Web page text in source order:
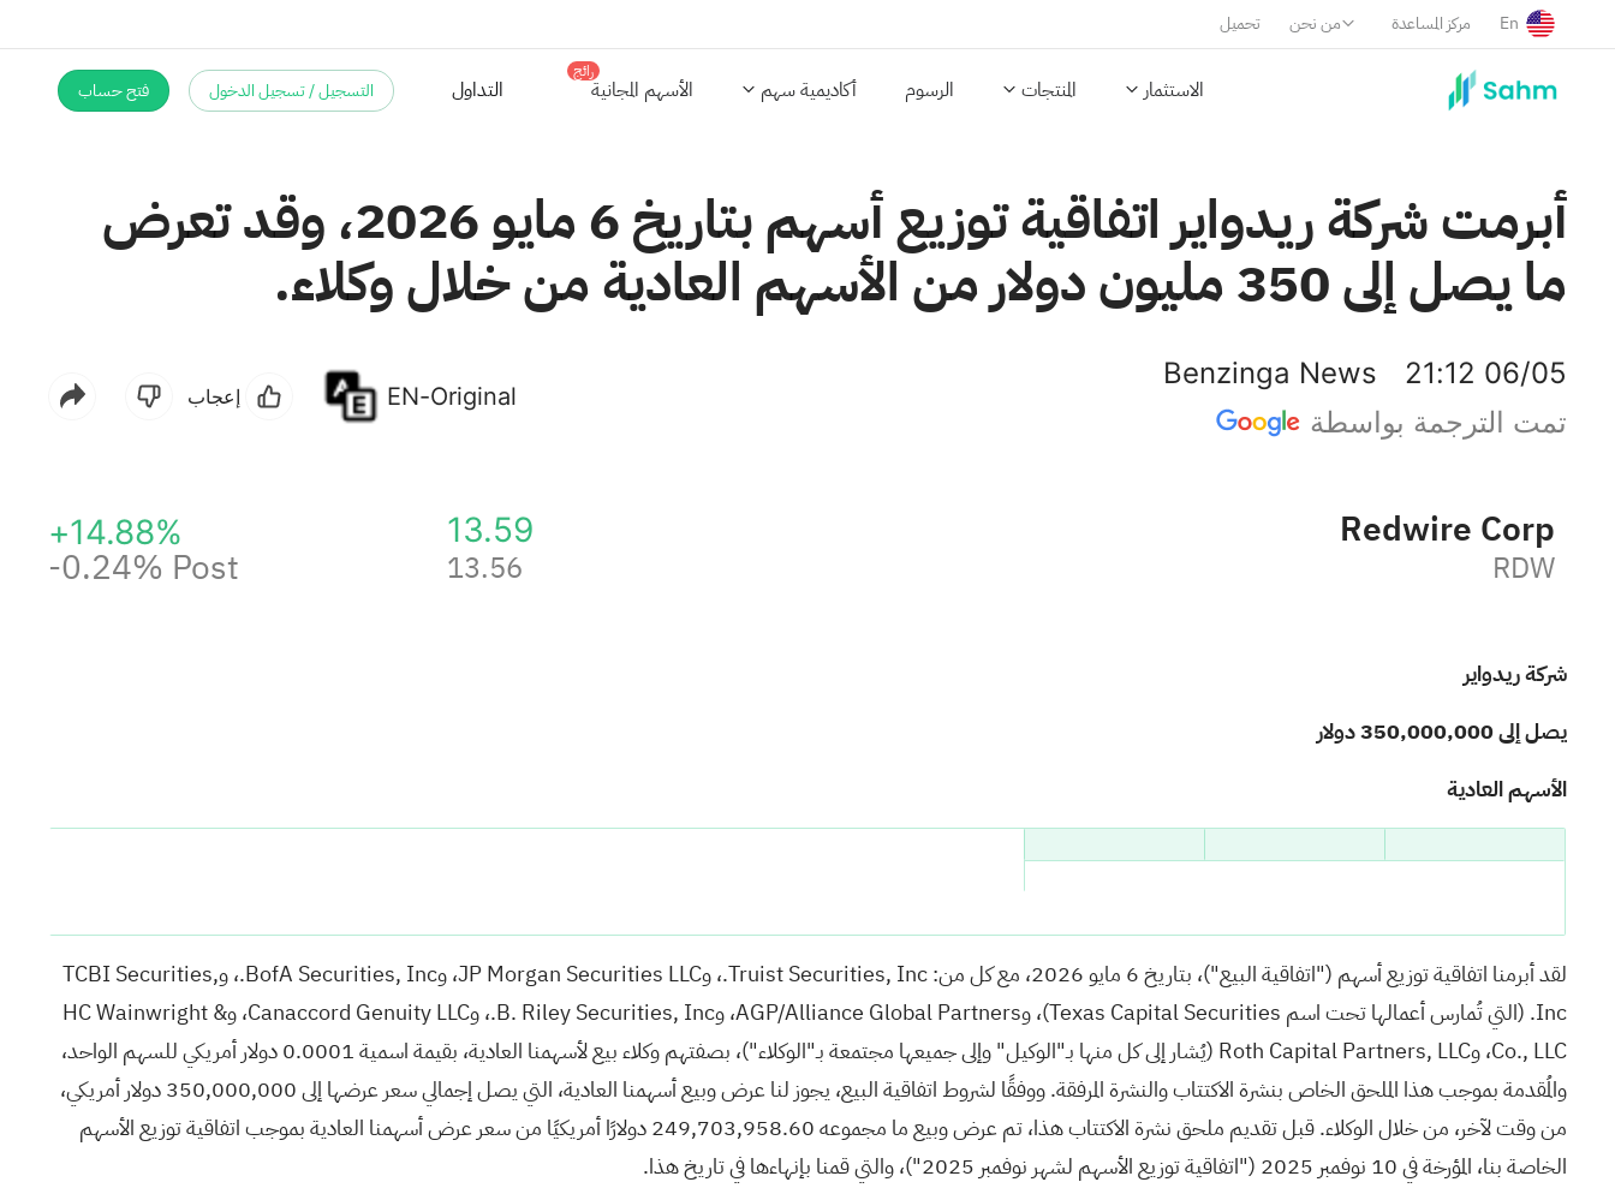
تحميل من نحن مركز المساعدة En
الاستثمار المنتجات الرسوم أكاديمية سهم الأسهم المجانية
رائج
التسجيل / تسجيل الدخول فتح حساب
أبرمت شركة ريدواير اتفاقية توزيع أسهم بتاريخ 6 مايو 2026، وقد تعرض
ما يصل إلى 350 مليون دولار من الأسهم العادية من خلال وكلاء.
Benzinga News
21:12 06/05
تمت الترجمة بواسطة
EN-Original إعجاب
Redwire Corp
RDW
13.59
13.56
+14.88%
-0.24% Post
شركة ريدواير
يصل إلى 350,000,000 دولار
الأسهم العادية
لقد أبرمنا اتفاقية توزيع أسهم ("اتفاقية البيع")، بتاريخ 6 مايو 2026، مع كل من: Truist Securities, Inc.، وJP Morgan Securities LLC، وBofA Securities, Inc.، وTCBI Securities,
Inc. (التي تُمارس أعمالها تحت اسم Texas Capital Securities)، وAGP/Alliance Global Partners، وB. Riley Securities, Inc.، وCanaccord Genuity LLC، وHC Wainwright &
Co., LLC، وRoth Capital Partners, LLC (يُشار إلى كل منها بـ"الوكيل" وإلى جميعها مجتمعة بـ"الوكلاء")، بصفتهم وكلاء بيع لأسهمنا العادية، بقيمة اسمية 0.0001 دولار أمريكي للسهم الواحد،
والمُقدمة بموجب هذا الملحق الخاص بنشرة الاكتتاب والنشرة المرفقة. ووفقًا لشروط اتفاقية البيع، يجوز لنا عرض وبيع أسهمنا العادية، التي يصل إجمالي سعر عرضها إلى 350,000,000 دولار أمريكي،
من وقت لآخر، من خلال الوكلاء. قبل تقديم ملحق نشرة الاكتتاب هذا، تم عرض وبيع ما مجموعه 249,703,958.60 دولارًا أمريكيًا من سعر عرض أسهمنا العادية بموجب اتفاقية توزيع الأسهم
الخاصة بنا، المؤرخة في 10 نوفمبر 2025 ("اتفاقية توزيع الأسهم لشهر نوفمبر 2025")، والتي قمنا بإنهاءها في تاريخ هذا.